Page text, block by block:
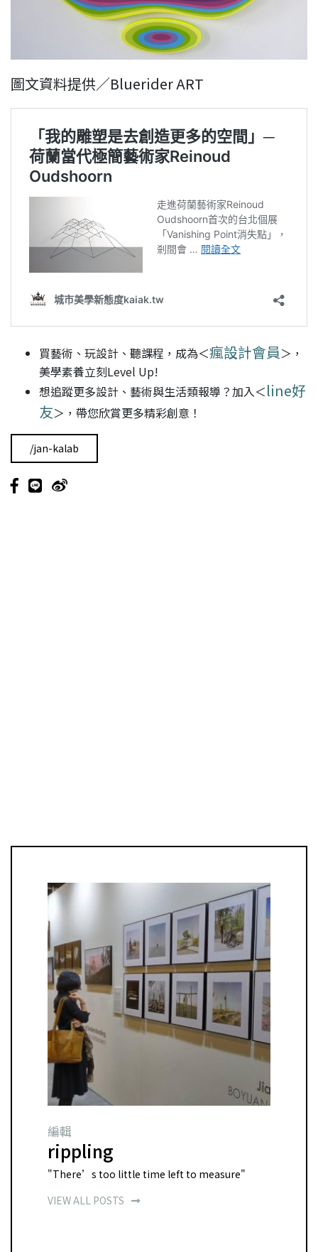
圖文資料提供／Bluerider ART
買藝術、玩設計、聽課程，成為＜瘋設計會員＞，
美學素養立刻Level Up!
想追蹤更多設計、藝術與生活類報導？加入＜line好
友＞，帶您欣賞更多精彩創意！
/jan-kalab
編輯
rippling
"There’s too little time left to measure"
VIEW ALL POSTS